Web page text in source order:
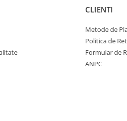
CLIENTI
Metode de
Politica de
Formular de
ANPC